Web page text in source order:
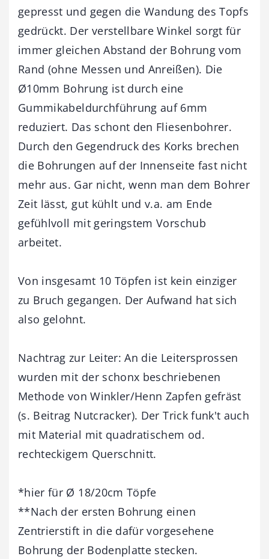
gepresst und gegen die Wandung des Topfs
gedrückt. Der verstellbare Winkel sorgt für
immer gleichen Abstand der Bohrung vom
Rand (ohne Messen und Anreißen). Die
Ø10mm Bohrung ist durch eine
Gummikabeldurchführung auf 6mm
reduziert. Das schont den Fliesenbohrer.
Durch den Gegendruck des Korks brechen
die Bohrungen auf der Innenseite fast nicht
mehr aus. Gar nicht, wenn man dem Bohrer
Zeit lässt, gut kühlt und v.a. am Ende
gefühlvoll mit geringstem Vorschub
arbeitet.
Von insgesamt 10 Töpfen ist kein einziger
zu Bruch gegangen. Der Aufwand hat sich
also gelohnt.
Nachtrag zur Leiter: An die Leitersprossen
wurden mit der schonx beschriebenen
Methode von Winkler/Henn Zapfen gefräst
(s. Beitrag Nutcracker). Der Trick funk't auch
mit Material mit quadratischem od.
rechteckigem Querschnitt.
*hier für Ø 18/20cm Töpfe
**Nach der ersten Bohrung einen
Zentrierstift in die dafür vorgesehene
Bohrung der Bodenplatte stecken.